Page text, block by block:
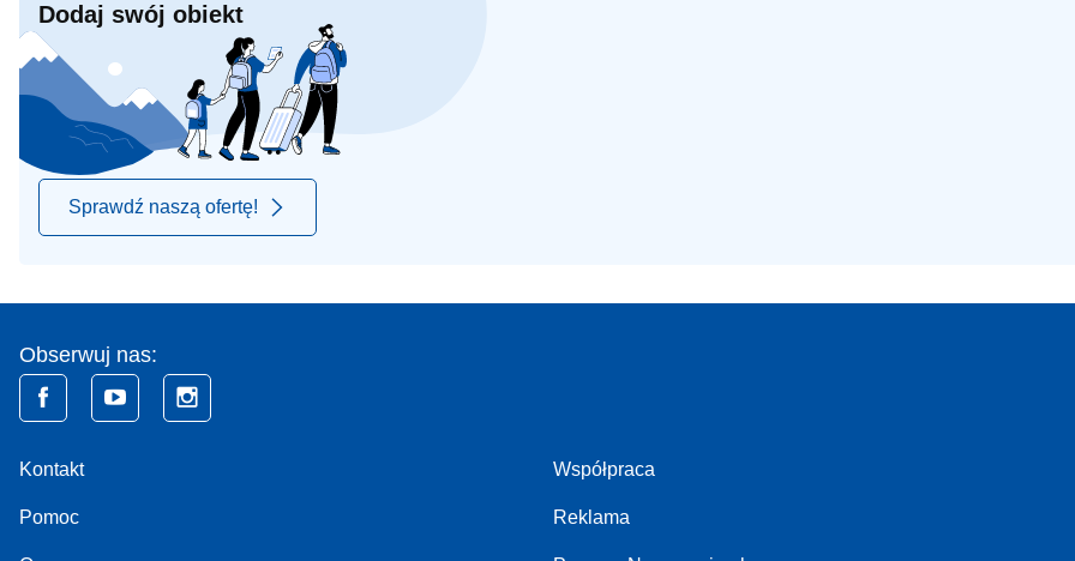
Dodaj swój obiekt
Sprawdź naszą ofertę!
Obserwuj nas:
Kontakt
Pomoc
Współpraca
Reklama